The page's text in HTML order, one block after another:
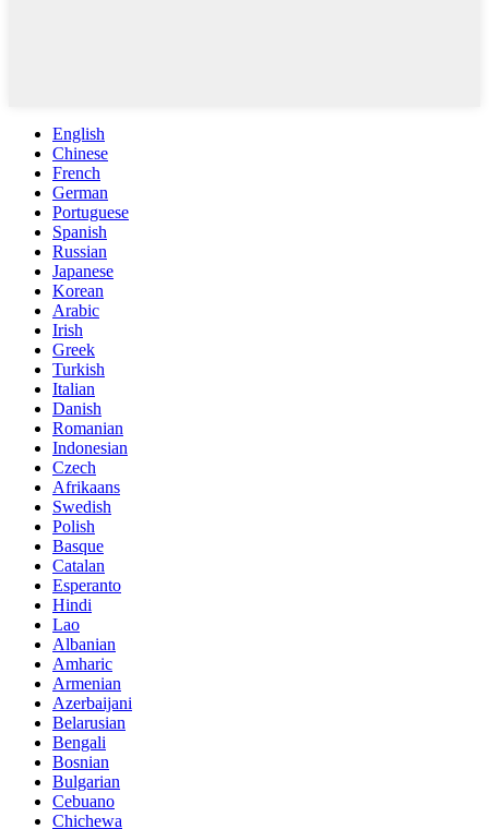
English
Chinese
French
German
Portuguese
Spanish
Russian
Japanese
Korean
Arabic
Irish
Greek
Turkish
Italian
Danish
Romanian
Indonesian
Czech
Afrikaans
Swedish
Polish
Basque
Catalan
Esperanto
Hindi
Lao
Albanian
Amharic
Armenian
Azerbaijani
Belarusian
Bengali
Bosnian
Bulgarian
Cebuano
Chichewa